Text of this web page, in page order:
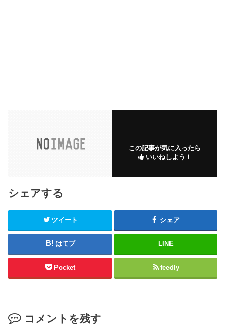
この記事が気に入ったら
いいねしよう！
シェアする
ツイート シェア
はてブ LINE
Pocket feedly
コメントを残す